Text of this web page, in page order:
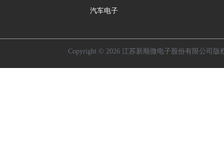
汽车电子
Copyright © 2026 江苏新顺微电子股份有限公司